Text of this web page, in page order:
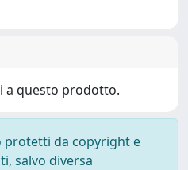
a questo prodotto.
protetti da copyright e
salvo diversa